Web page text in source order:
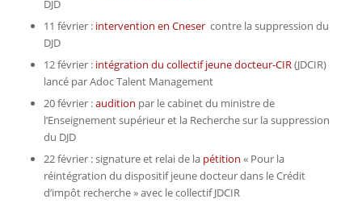
DJD
11 février : intervention en Cnesercontre la suppression du
DJD
12 février : intégration du collectif jeune docteur-CIR(JDCIR)
lancé par Adoc Talent Management
20 février :audition par le cabinet du ministre de
l’Enseignement supérieur et la Recherche sur la suppression
du DJD
22 février : signature et relai de la pétition « Pour la
réintégration du dispositif jeune docteur dans le Crédit
d’impôt recherche » avec le collectif JDCIR